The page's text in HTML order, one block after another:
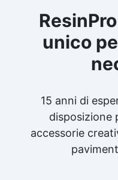
unico
15 anni di
disposizione
accessorie